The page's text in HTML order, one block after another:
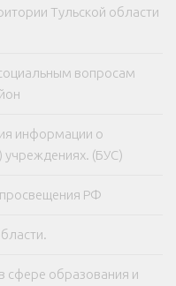
Тульской области
вопросам
информации о
учреждениях. (БУС)
РФ
сфере образования и